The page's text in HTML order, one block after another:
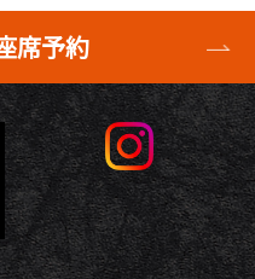
席予約